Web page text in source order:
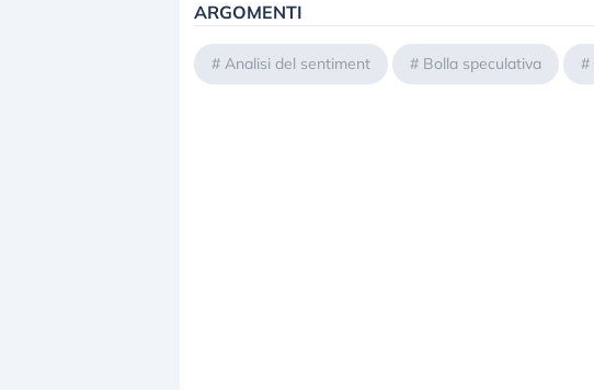
ARGOMENTI
# Analisi del sentiment # Bolla speculativa #